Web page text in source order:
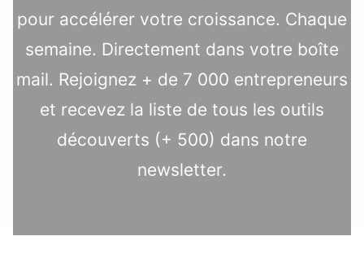
pour accélérer votre croissance. Chaque
semaine. Directement dans votre boîte
mail. Rejoignez + de 7 000 entrepreneurs
et recevez la liste de tous les outils
découverts (+ 500) dans notre
newsletter.